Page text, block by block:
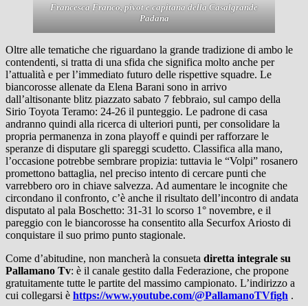
Francesca Franco, pivot e capitana della Casalgrande
Padana
Oltre alle tematiche che riguardano la grande tradizione di ambo le
contendenti, si tratta di una sfida che significa molto anche per
l’attualità e per l’immediato futuro delle rispettive squadre. Le
biancorosse allenate da Elena Barani sono in arrivo
dall’altisonante blitz piazzato sabato 7 febbraio, sul campo della
Sirio Toyota Teramo: 24-26 il punteggio. Le padrone di casa
andranno quindi alla ricerca di ulteriori punti, per consolidare la
propria permanenza in zona playoff e quindi per rafforzare le
speranze di disputare gli spareggi scudetto. Classifica alla mano,
l’occasione potrebbe sembrare propizia: tuttavia le “Volpi” rosanero
promettono battaglia, nel preciso intento di cercare punti che
varrebbero oro in chiave salvezza. Ad aumentare le incognite che
circondano il confronto, c’è anche il risultato dell’incontro di andata
disputato al pala Boschetto: 31-31 lo scorso 1° novembre, e il
pareggio con le biancorosse ha consentito alla Securfox Ariosto di
conquistare il suo primo punto stagionale.
Come d’abitudine, non mancherà la consueta diretta integrale su
Pallamano Tv: è il canale gestito dalla Federazione, che propone
gratuitamente tutte le partite del massimo campionato. L’indirizzo a
cui collegarsi è https://www.youtube.com/@PallamanoTVfigh .